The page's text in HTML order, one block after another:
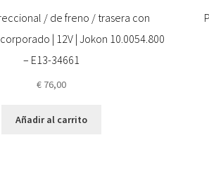
/ de freno / trasera con
| 12V | Jokon 10.0054.800
– E13-34661
€76,00
Añadir al carrito